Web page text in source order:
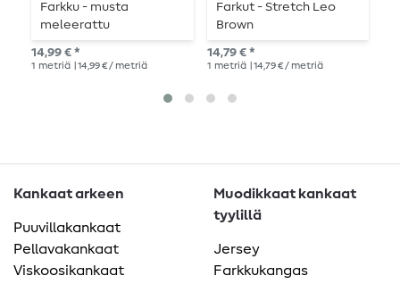
Farkku - musta
meleerattu
14,99 € *
1 metriä | 14,99 € / metriä
Farkut - Stretch Leo
Brown
14,79 € *
1 metriä | 14,79 € / metriä
Kankaat arkeen
Puuvillakankaat
Pellavakankaat
Viskoosikankaat
Muodikkaat kankaat
tyylillä
Jersey
Farkkukangas